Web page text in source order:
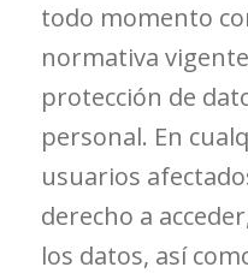
todo momento
normativa
protección de
personal. En
usuarios
derecho a
los datos, así